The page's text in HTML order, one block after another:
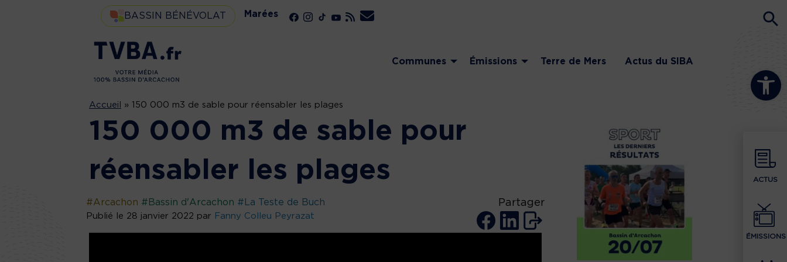
Ouvrir la
ACTUS
ÉMISSIONS
BASSIN BÉNÉVOLAT Marées
Communes Émissions Terre de Mers Actus du SIBA
Accueil » 150 000 m3 de sable pour réensabler les plages
150 000 m3 de sable pour
réensabler les plages
#Arcachon #Bassin d'Arcachon #La Teste de Buch
Publié le 28 janvier 2022 par Fanny Colleu Peyrazat
Partager